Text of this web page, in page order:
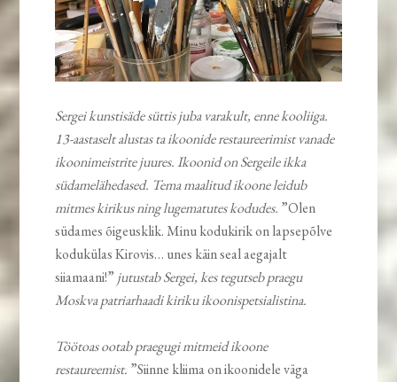
Sergei kunstisäde süttis juba varakult, enne kooliiga.
13-aastaselt alustas ta ikoonide restaureerimist vanade
ikoonimeistrite juures. Ikoonid on Sergeile ikka
südamelähedased. Tema maalitud ikoone leidub
mitmes kirikus ning lugematutes kodudes. ”Olen
südames õigeusklik. Minu kodukirik on lapsepõlve
kodukülas Kirovis… unes käin seal aegajalt
siiamaani!” jutustab Sergei, kes tegutseb praegu
Moskva patriarhaadi kiriku ikoonispetsialistina.
Töötoas ootab praegugi mitmeid ikoone
restaureemist. ”Siinne kliima on ikoonidele väga